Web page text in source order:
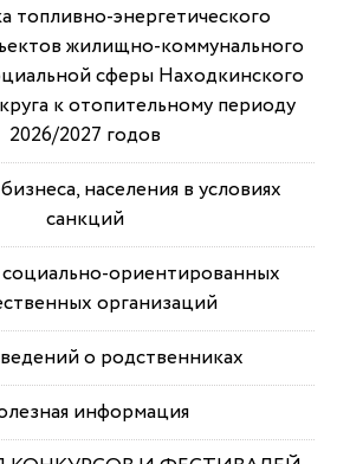
топливно-энергетического
жилищно-коммунального
сферы Находкинского
к отопительному периоду
2026/2027 годов
населения в условиях
санкций
ориентированных
организаций
о родственниках
информация